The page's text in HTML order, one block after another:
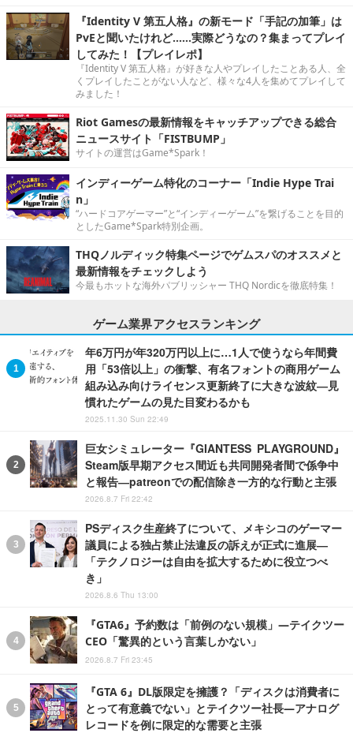
『Identity V 第五人格』の新モード「手記の加筆」は
PvEと聞いたけれど……実際どうなの？集まってプレイ
してみた！【プレイレポ】
『Identity V 第五人格』が好きな人やプレイしたことある人、全
くプレイしたことがない人など、様々な4人を集めてプレイして
みました！
Riot Gamesの最新情報をキャッチアップできる総合
ニュースサイト「FISTBUMP」
サイトの運営はGame*Spark！
インディーゲーム特化のコーナー「Indie Hype Trai
n」
“ハードコアゲーマー”と“インディーゲーム”を繋げることを目的
としたGame*Spark特別企画。
THQノルディック特集ページでゲムスパのオススメと
最新情報をチェックしよう
今最もホットな海外パブリッシャー THQ Nordicを徹底特集！
ゲーム業界アクセスランキング
年6万円が年320万円以上に…1人で使うなら年間費
用「53倍以上」の衝撃、有名フォントの商用ゲーム
組み込み向けライセンス更新終了に大きな波紋―見
慣れたゲームの見た目変わるかも
2025.11.30 Sun 22:49
巨女シミュレーター『GIANTESS PLAYGROUND』
Steam版早期アクセス間近も共同開発者間で係争中
と報告―patreonでの配信除き一方的な行動と主張
2026.8.7 Fri 22:42
PSディスク生産終了について、メキシコのゲーマー
議員による独占禁止法違反の訴えが正式に進展―
「テクノロジーは自由を拡大するために役立つべ
き」
2026.8.6 Thu 13:00
『GTA6』予約数は「前例のない規模」―テイクツー
CEO「驚異的という言葉しかない」
2026.8.7 Fri 23:45
『GTA 6』DL版限定を擁護？「ディスクは消費者に
とって有意義でない」とテイクツー社長―アナログ
レコードを例に限定的な需要と主張